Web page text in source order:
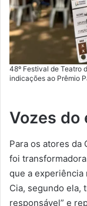
48º Festival de Teatro
indicações ao Prêmio
Vozes do
Para os atores da
foi
que a experiência
Cia, segundo ela,
responsável” e